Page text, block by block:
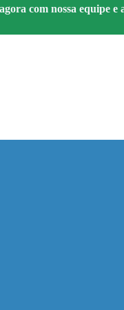
com nossa equipe e